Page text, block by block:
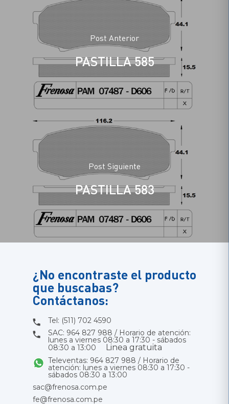
Post Anterior
PASTILLA 585
Post Siguiente
PASTILLA 583
¿No encontraste el producto
que buscabas?
Contáctanos:
Tel: (511) 702 4590
SAC: 964 827 988 / Horario de atención:
lunes a viernes 08:30 a 17:30 - sábados
08:30 a 13:00
Linea gratuita
Televentas: 964 827 988 / Horario de
atención: lunes a viernes 08:30 a 17:30 -
sábados 08:30 a 13:00
sac@frenosa.com.pe
fe@frenosa.com.pe